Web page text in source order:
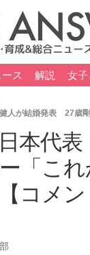
ス 解説 女子
人が結婚発表 27歳
本代
「こ
コメン